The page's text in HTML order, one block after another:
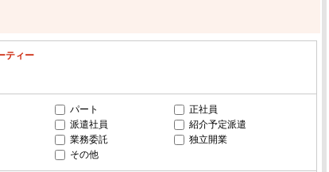
ティー
パート
正社員
派遣社員
紹介予定派遣
業務委託
独立開業
その他